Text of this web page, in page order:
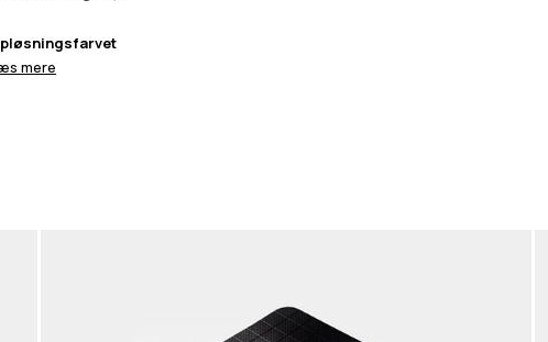
mere